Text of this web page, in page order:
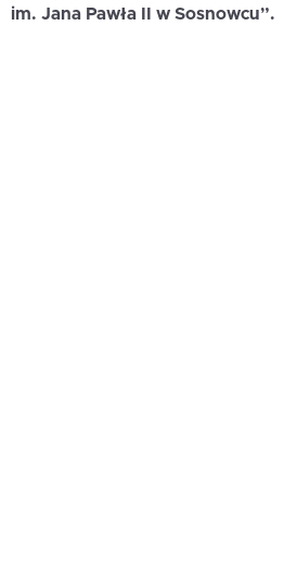
im. Jana Pawła II w Sosnowcu”.